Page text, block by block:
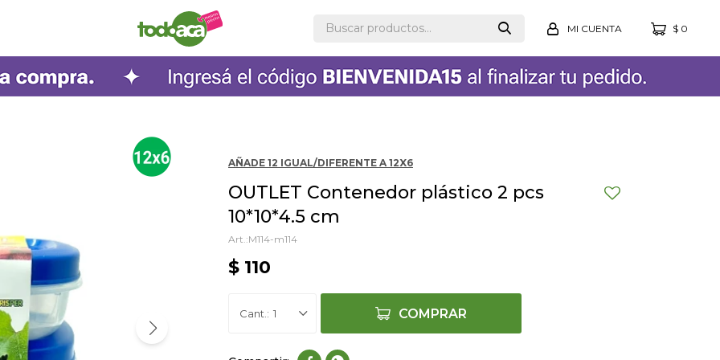
$ 0
AÑADE 12 IGUAL/DIFERENTE A 12X6
OUTLET Contenedor plástico 2 pcs
10*10*4.5 cm
M114-m114
$ 110
1 COMPRAR